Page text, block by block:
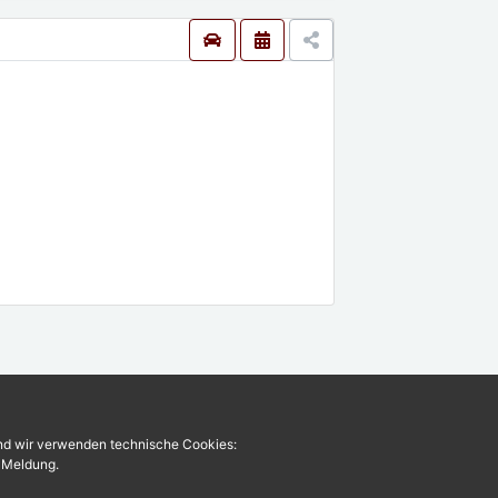
wir verwenden technische Cookies: